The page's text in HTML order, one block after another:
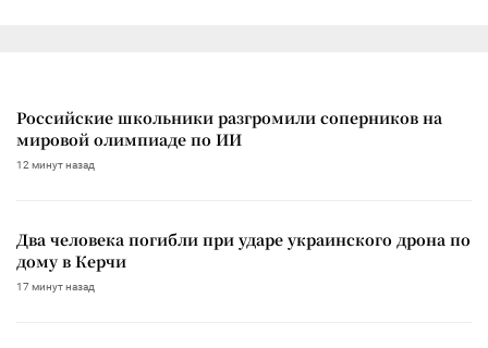
Российские школьники разгромили соперников на
мировой олимпиаде по ИИ
12 минут назад
Два человека погибли при ударе украинского дрона по
дому в Керчи
17 минут назад